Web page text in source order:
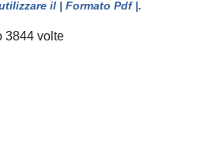
il | Formato Pdf |.
3844 volte